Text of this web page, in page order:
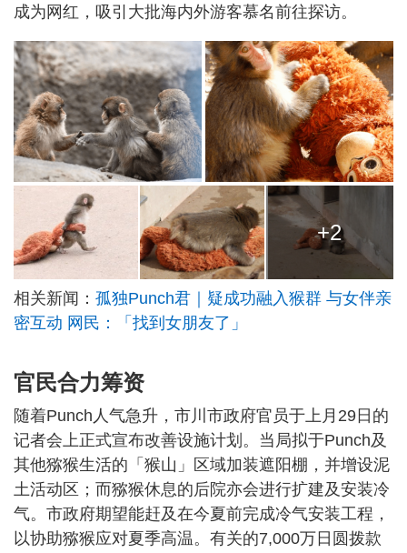
成为网红，吸引大批海内外游客慕名前往探访。
+2
相关新闻： 孤独Punch君｜疑成功融入猴群 与女伴亲
密互动 网民：「找到女朋友了」
官民合力筹资
随着Punch人气急升，市川市政府官员于上月29日的
记者会上正式宣布改善设施计划。当局拟于Punch及
其他猕猴生活的「猴山」区域加装遮阳棚，并增设泥
土活动区；而猕猴休息的后院亦会进行扩建及安装冷
气。市政府期望能赶及在今夏前完成冷气安装工程，
以协助猕猴应对夏季高温。有关的7,000万日圆拨款